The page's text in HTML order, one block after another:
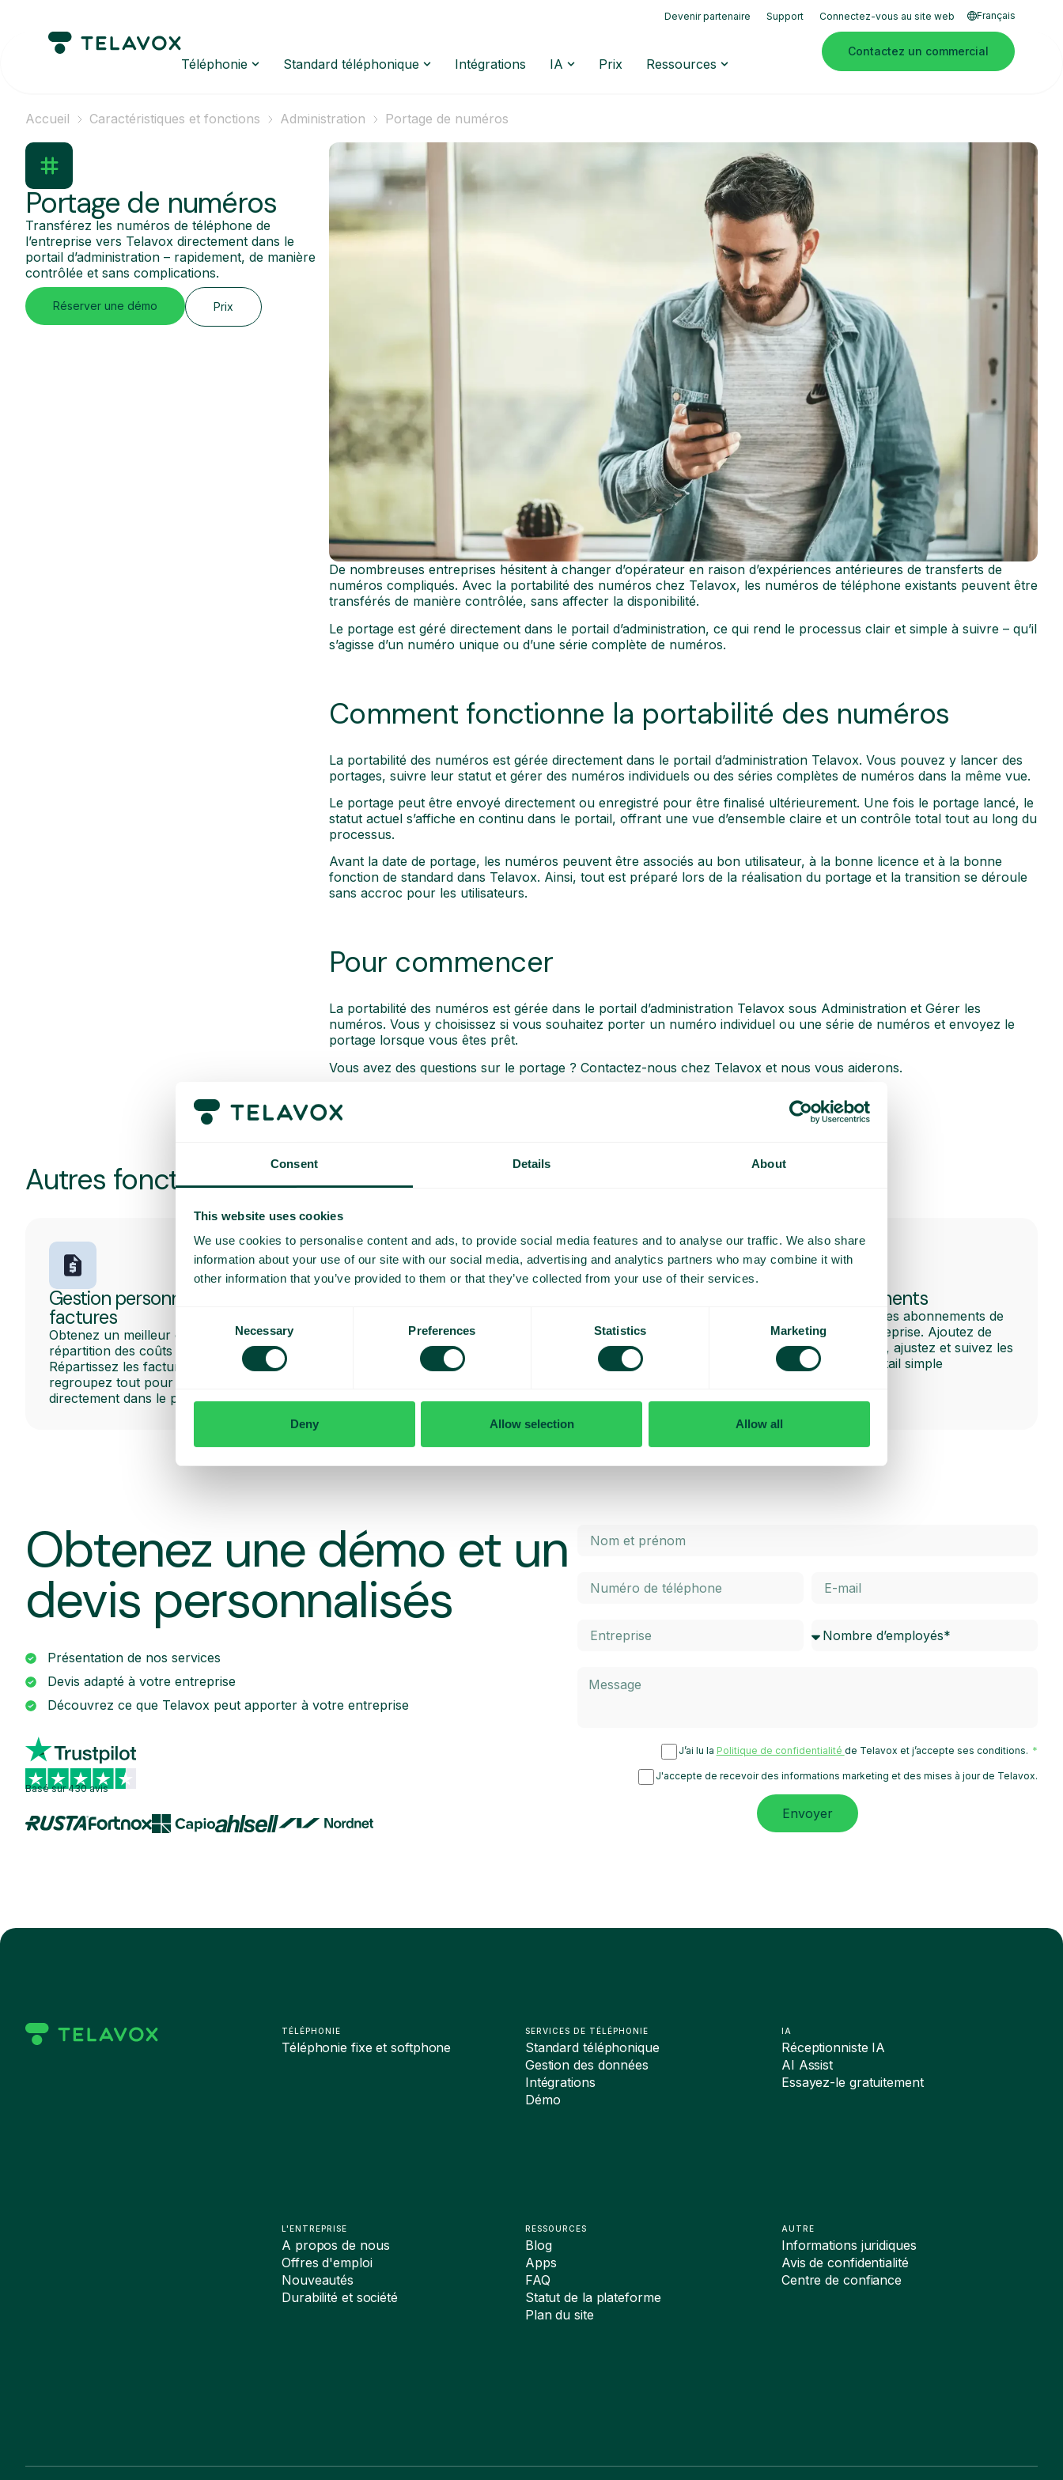
Consent Details About
This website uses cookies
We use cookies to personalise content and ads, to provide social media features and to analyse our traffic. We also share
information about your use of our site with our social media, advertising and analytics partners who may combine it with
other information that you’ve provided to them or that they’ve collected from your use of their services.
Selection
Necessary Preferences Statistics Marketing
Deny Allow selection Allow all
Devenir partenaire Support Connectez-vous au site web Français
Téléphonie Standard téléphonique Intégrations IA Prix Ressources
Contactez un commercial
Accueil Caractéristiques et fonctions Administration Portage de numéros
Portage de numéros
Transférez les numéros de téléphone de
l’entreprise vers Telavox directement dans le
portail d’administration – rapidement, de manière
contrôlée et sans complications.
Réserver une démo Prix
De nombreuses entreprises hésitent à changer d’opérateur en raison d’expériences antérieures de transferts de
numéros compliqués. Avec la portabilité des numéros chez Telavox, les numéros de téléphone existants peuvent être
transférés de manière contrôlée, sans affecter la disponibilité.
Le portage est géré directement dans le portail d’administration, ce qui rend le processus clair et simple à suivre – qu’il
s’agisse d’un numéro unique ou d’une série complète de numéros.
Comment fonctionne la portabilité des numéros
La portabilité des numéros est gérée directement dans le portail d’administration Telavox. Vous pouvez y lancer des
portages, suivre leur statut et gérer des numéros individuels ou des séries complètes de numéros dans la même vue.
Le portage peut être envoyé directement ou enregistré pour être finalisé ultérieurement. Une fois le portage lancé, le
statut actuel s’affiche en continu dans le portail, offrant une vue d’ensemble claire et un contrôle total tout au long du
processus.
Avant la date de portage, les numéros peuvent être associés au bon utilisateur, à la bonne licence et à la bonne
fonction de standard dans Telavox. Ainsi, tout est préparé lors de la réalisation du portage et la transition se déroule
sans accroc pour les utilisateurs.
Pour commencer
La portabilité des numéros est gérée dans le portail d’administration Telavox sous Administration et Gérer les
numéros. Vous y choisissez si vous souhaitez porter un numéro individuel ou une série de numéros et envoyez le
portage lorsque vous êtes prêt.
Vous avez des questions sur le portage ? Contactez-nous chez Telavox et nous vous aiderons.
Autres fonctionnalités populaires
Gestion personnalisée des
factures
Obtenez un meilleur contrôle sur la
répartition des coûts dans l’entreprise.
Répartissez les factures par utilisateur ou
regroupez tout pour l’ensemble du bureau
directement dans le portail d’administration.
contrôle total via le portail. Les modifications
et les mises à jour de votre téléphonie et de
la plateforme de téléphonie prennent effet
Gérer les abonnements
Gérez et personnalisez les abonnements de
téléphonie de votre entreprise. Ajoutez de
nouveaux abonnements, ajustez et suivez les
coûts, le tout via un portail simple
Obtenez une démo et un
devis personnalisés
Présentation de nos services
Devis adapté à votre entreprise
Découvrez ce que Telavox peut apporter à votre entreprise
Basé sur 430 avis
J’ai lu la Politique de confidentialité de Telavox et j’accepte ses conditions.
J'accepte de recevoir des informations marketing et des mises à jour de Telavox.
Envoyer
TÉLÉPHONIE
Téléphonie fixe et softphone
L'ENTREPRISE
A propos de nous
Offres d'emploi
Nouveautés
Durabilité et société
SERVICES DE TÉLÉPHONIE
Standard téléphonique
Gestion des données
Intégrations
Démo
RESSOURCES
Blog
Apps
FAQ
Statut de la plateforme
Plan du site
IA
Réceptionniste IA
AI Assist
Essayez-le gratuitement
AUTRE
Informations juridiques
Avis de confidentialité
Centre de confiance